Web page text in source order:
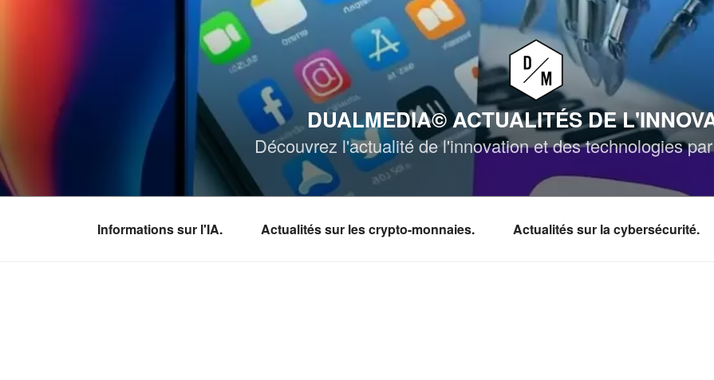
DUALMEDIA© ACTUALITÉS DE
Découvrez l'actualité de l'innovation et des technologies
Informations sur l'IA. Actualités sur les crypto-monnaies. Actualités sur la cybersécurité.